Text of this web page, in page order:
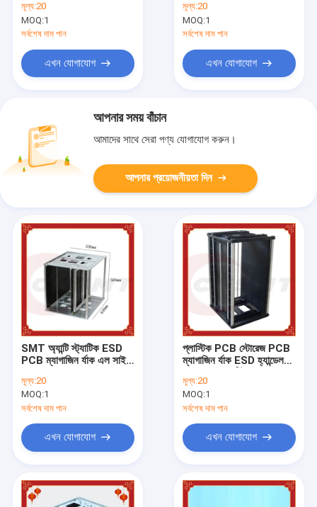
মূল্য:20
MOQ:1
সর্বশেষ দাম পান
এখন যোগাযোগ
ohms CE অনুমোদিত
মূল্য:20
MOQ:1
সর্বশেষ দাম পান
এখন যোগাযোগ
আপনার সময় বাঁচান
আমাদের সাথে সেরা পণ্য যোগাযোগ করুন।
আপনার প্রয়োজনীয়তা দিন
SMT অ্যান্টি স্ট্যাটিক ESD
PCB ম্যাগাজিন র্যাক এল সাইজ
মূল্য:20
MOQ:1
সর্বশেষ দাম পান
এখন যোগাযোগ
প্লাস্টিক PCB স্টোরেজ PCB
ম্যাগাজিন র্যাক ESD হ্যান্ডেল
মূল্য:20
MOQ:1
সর্বশেষ দাম পান
এখন যোগাযোগ